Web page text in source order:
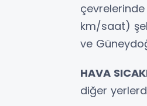
km/saat)
ve
HAVA
diğer